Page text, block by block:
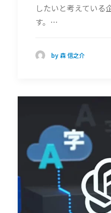
したいと考えている
す。…
by 森 信之介